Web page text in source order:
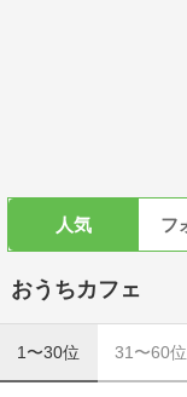
人気 フ
おうちカフェ
1〜30位 31〜60位